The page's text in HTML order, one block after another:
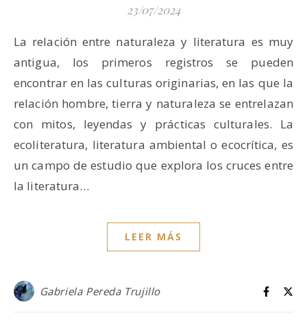
23/07/2024
La relación entre naturaleza y literatura es muy
antigua, los primeros registros se pueden
encontrar en las culturas originarias, en las que la
relación hombre, tierra y naturaleza se entrelazan
con mitos, leyendas y prácticas culturales. La
ecoliteratura, literatura ambiental o ecocrítica, es
un campo de estudio que explora los cruces entre
la literatura…
LEER MÁS
Gabriela Pereda Trujillo